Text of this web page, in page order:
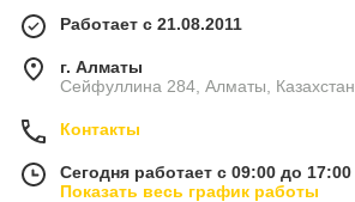
Работает с 21.08.2011
г. Алматы
Сейфуллина 284, Алматы, Казахстан
Контакты
Сегодня работает с 09:00 до 17:00
Показать весь график работы